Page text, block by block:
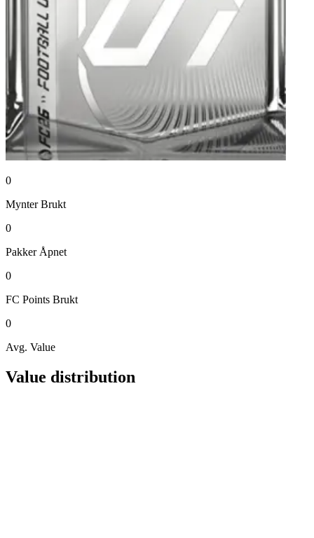
0
Mynter Brukt
0
Pakker Åpnet
0
FC Points Brukt
0
Avg. Value
Value distribution